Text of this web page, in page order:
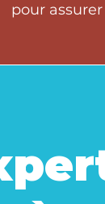
pour